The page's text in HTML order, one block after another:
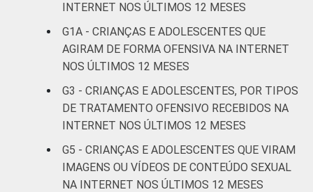
Fundamental
Médio ou
mais
FAIXA ETÁRIA
DA CRIANÇA
ADOLESCENTE
De 9 a 10
anos
-
De 11 a 12
anos
2
INTERNET NOS ÚLTIMOS 12 MESES
G1A - CRIANÇAS E ADOLESCENTES QUE
AGIRAM DE FORMA OFENSIVA NA INTERNET
NOS ÚLTIMOS 12 MESES
G3 - CRIANÇAS E ADOLESCENTES, POR TIPOS
DE TRATAMENTO OFENSIVO RECEBIDOS NA
INTERNET NOS ÚLTIMOS 12 MESES
G5 - CRIANÇAS E ADOLESCENTES QUE VIRAM
IMAGENS OU VÍDEOS DE CONTEÚDO SEXUAL
NA INTERNET NOS ÚLTIMOS 12 MESES